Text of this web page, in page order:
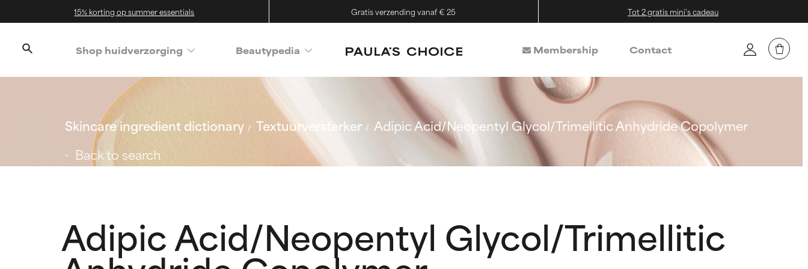
15% korting op summer essentials Gratis verzending vanaf € 25 Tot 2 gratis mini's cadeau
Shop huidverzorging Beautypedia Membership Contact
Skincare ingredient dictionary Textuurversterker
Adipic Acid/Neopentyl Glycol/Trimellitic Anhydride Copolymer
Back to search
Adipic Acid/Neopentyl Glycol/Trimellitic